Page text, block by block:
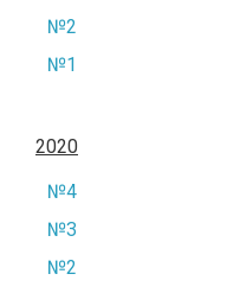
№2
№1
2020
№4
№3
№2